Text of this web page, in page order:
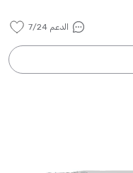
الدعم 7/24